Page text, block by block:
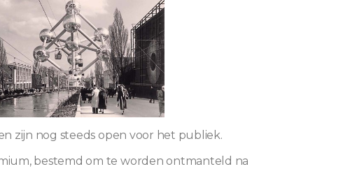
zijn nog steeds open voor het publiek.
bestemd om te worden ontmanteld na